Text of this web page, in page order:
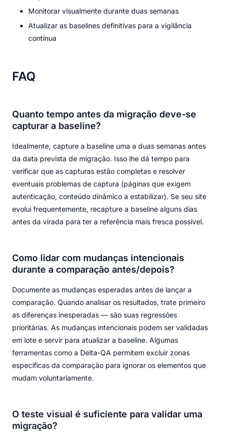
Monitorar visualmente durante duas semanas
Atualizar as baselines definitivas para a vigilância
contínua
FAQ
Quanto tempo antes da migração deve-se
capturar a baseline?
Idealmente, capture a baseline uma a duas semanas antes
da data prevista de migração. Isso lhe dá tempo para
verificar que as capturas estão completas e resolver
eventuais problemas de captura (páginas que exigem
autenticação, conteúdo dinâmico a estabilizar). Se seu site
evolui frequentemente, recapture a baseline alguns dias
antes da virada para ter a referência mais fresca possível.
Como lidar com mudanças intencionais
durante a comparação antes/depois?
Documente as mudanças esperadas antes de lançar a
comparação. Quando analisar os resultados, trate primeiro
as diferenças inesperadas — são suas regressões
prioritárias. As mudanças intencionais podem ser validadas
em lote e servir para atualizar a baseline. Algumas
ferramentas como a Delta-QA permitem excluir zonas
específicas da comparação para ignorar os elementos que
mudam voluntariamente.
O teste visual é suficiente para validar uma
migração?